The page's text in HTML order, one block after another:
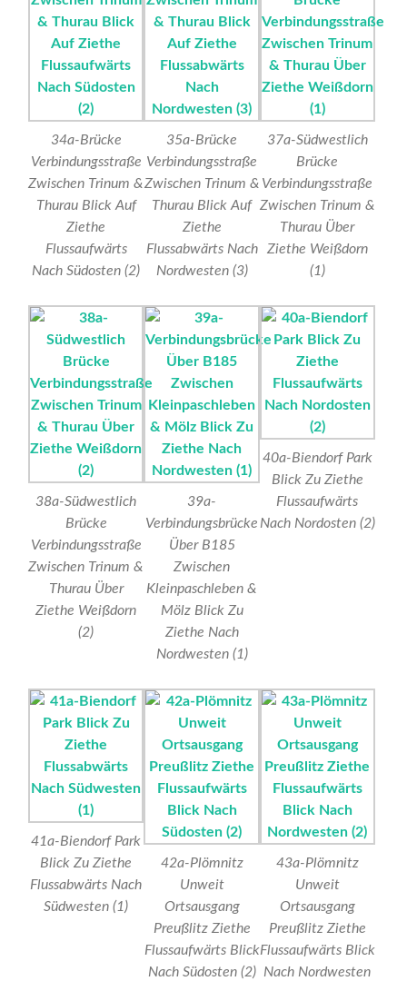
34a-Brücke
Verbindungsstraße
Zwischen Trinum &
Thurau Blick Auf
Ziethe
Flussaufwärts
Nach Südosten (2)
35a-Brücke
Verbindungsstraße
Zwischen Trinum &
Thurau Blick Auf
Ziethe
Flussabwärts Nach
Nordwesten (3)
37a-Südwestlich
Brücke
Verbindungsstraße
Zwischen Trinum &
Thurau Über
Ziethe Weißdorn
(1)
38a-Südwestlich
Brücke
Verbindungsstraße
Zwischen Trinum &
Thurau Über
Ziethe Weißdorn
(2)
39a-
Verbindungsbrücke
Über B185
Zwischen
Kleinpaschleben &
Mölz Blick Zu
Ziethe Nach
Nordwesten (1)
40a-Biendorf Park
Blick Zu Ziethe
Flussaufwärts
Nach Nordosten (2)
41a-Biendorf Park
Blick Zu Ziethe
Flussabwärts Nach
Südwesten (1)
42a-Plömnitz
Unweit
Ortsausgang
Preußlitz Ziethe
Flussaufwärts Blick
Nach Südosten (2)
43a-Plömnitz
Unweit
Ortsausgang
Preußlitz Ziethe
Flussaufwärts Blick
Nach Nordwesten